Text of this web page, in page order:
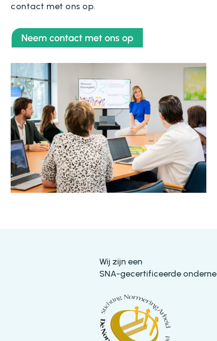
contact met ons op.
Neem contact met ons op
Wij zijn een
SNA-gecertificeerde